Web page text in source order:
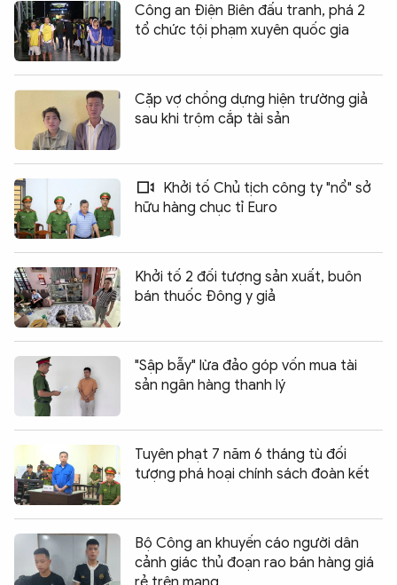
Công an Điện Biên đấu tranh, phá 2
tổ chức tội phạm xuyên quốc gia
Cặp vợ chồng dựng hiện trường giả
sau khi trộm cắp tài sản
Khởi tố Chủ tịch công ty "nổ" sở
hữu hàng chục tỉ Euro
Khởi tố 2 đối tượng sản xuất, buôn
bán thuốc Đông y giả
"Sập bẫy" lừa đảo góp vốn mua tài
sản ngân hàng thanh lý
Tuyên phạt 7 năm 6 tháng tù đối
tượng phá hoại chính sách đoàn kết
Bộ Công an khuyến cáo người dân
cảnh giác thủ đoạn rao bán hàng giá